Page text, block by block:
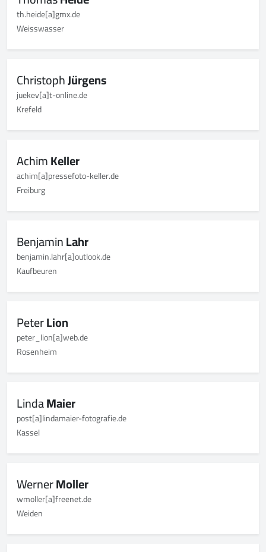
th.heide[a]gmx.de
Weisswasser
ChristophJürgens
juekev[a]t-online.de
Krefeld
AchimKeller
achim[a]pressefoto-keller.de
Freiburg
BenjaminLahr
benjamin.lahr[a]outlook.de
Kaufbeuren
PeterLion
peter_lion[a]web.de
Rosenheim
LindaMaier
post[a]lindamaier-fotografie.de
Kassel
WernerMoller
wmoller[a]freenet.de
Weiden